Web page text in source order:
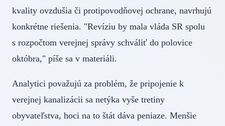
kvality ovzdušia či protipovodňovej ochrane, navrhujú
konkrétne riešenia. "Revíziu by mala vláda SR spolu
s rozpočtom verejnej správy schváliť do polovice
októbra," píše sa v materiáli.
Analytici považujú za problém, že pripojenie k
verejnej kanalizácii sa netýka vyše tretiny
obyvateľstva, hoci na to štát dáva peniaze. Menšie